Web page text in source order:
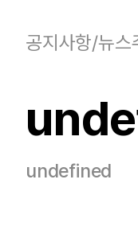
공지사항/뉴스
undefined